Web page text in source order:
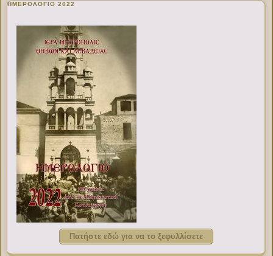
ΗΜΕΡΟΛΟΓΙΟ 2022
Πατήστε εδώ για να το ξεφυλλίσετε